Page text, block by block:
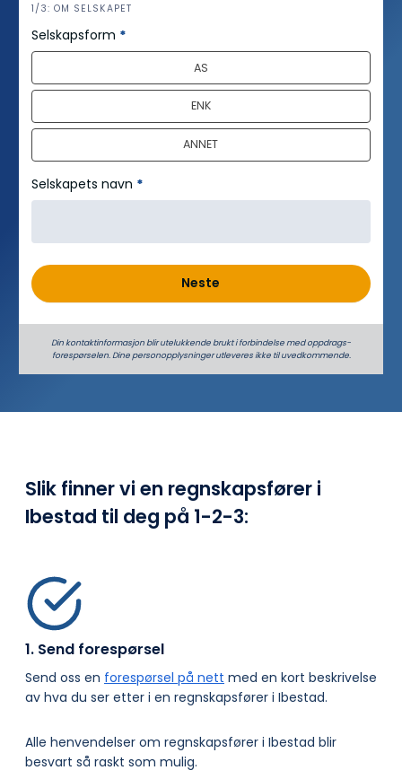
h
e
r
1/3: OM SELSKAPET
Selskapsform *
AS
ENK
ANNET
Selskapets navn *
Neste
Din kontaktinformasjon blir utelukkende brukt i forbindelse med oppdrags­
forespørselen. Dine person­­opplysninger utleveres ikke til uvedkommende.
Slik finner vi en regnskapsfører i
Ibestad til deg på 1-2-3:
1. Send forespørsel
Send oss en forespørsel på nett med en kort beskrivelse
av hva du ser etter i en regnskapsfører i Ibestad.
Alle henvendelser om regnskapsfører i Ibestad blir
besvart så raskt som mulig.